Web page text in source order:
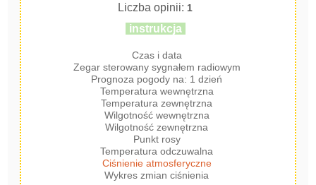
Liczba opinii: 1
instrukcja
Czas i data
Zegar sterowany sygnałem radiowym
Prognoza pogody na: 1 dzień
Temperatura wewnętrzna
Temperatura zewnętrzna
Wilgotność wewnętrzna
Wilgotność zewnętrzna
Punkt rosy
Temperatura odczuwalna
Ciśnienie atmosferyczne
Wykres zmian ciśnienia